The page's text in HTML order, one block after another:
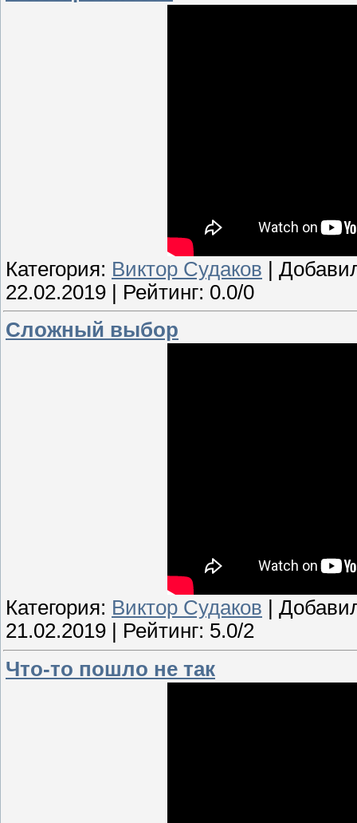
Категория: Виктор Судаков |
22.02.2019 | Рейтинг: 0.0/0
Сложный выбор
Категория: Виктор Судаков |
21.02.2019 | Рейтинг: 5.0/2
Что-то пошло не так